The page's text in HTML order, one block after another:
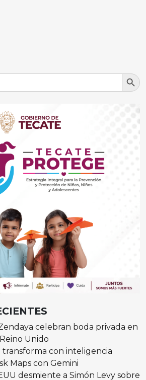
Search
celebran boda privada en
Unido
transforma con inteligencia
Maps con Gemini
desmiente a Simón Levy sobre